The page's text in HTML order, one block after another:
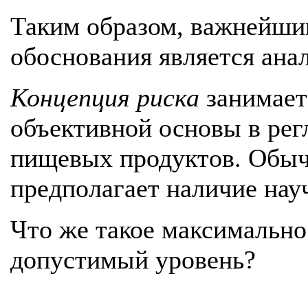
Таким образом,
обоснования является
Концепция риска
объективной основы в
пищевых продуктов.
предполагает наличие
Что же такое
допустимый уровень?